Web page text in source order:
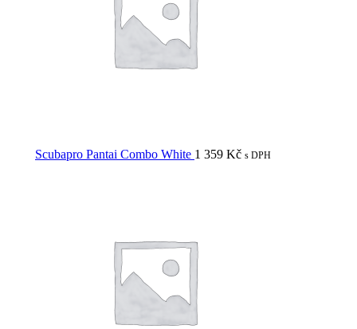
Scubapro Pantai Combo White 1 359 Kč s DPH